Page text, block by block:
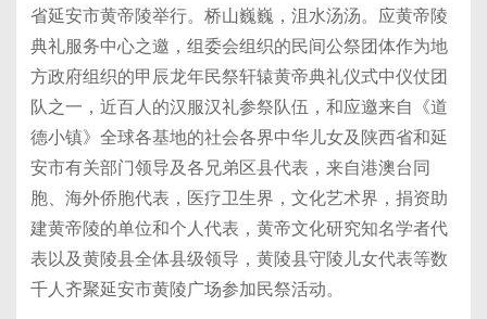
省延安市黄帝陵举行。桥山巍巍，沮水汤汤。应黄帝陵
典礼服务中心之邀，组委会组织的民间公祭团体作为地
方政府组织的甲辰龙年民祭轩辕黄帝典礼仪式中仪仗团
队之一，近百人的汉服汉礼参祭队伍，和应邀来自《道
德小镇》全球各基地的社会各界中华儿女及陕西省和延
安市有关部门领导及各兄弟区县代表，来自港澳台同
胞、海外侨胞代表，医疗卫生界，文化艺术界，捐资助
建黄帝陵的单位和个人代表，黄帝文化研究知名学者代
表以及黄陵县全体县级领导，黄陵县守陵儿女代表等数
千人齐聚延安市黄陵广场参加民祭活动。